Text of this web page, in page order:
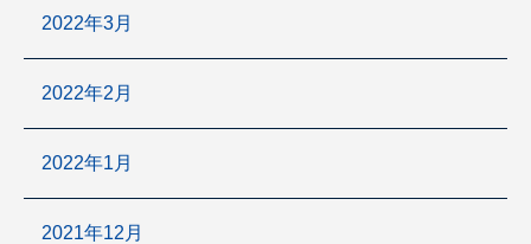
2022年3月
2022年2月
2022年1月
2021年12月